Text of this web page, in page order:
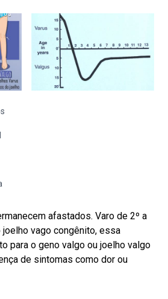
afastados. Varo de 2º a
vago congênito, essa
para o geno valgo ou joelho valgo
de sintomas como dor ou